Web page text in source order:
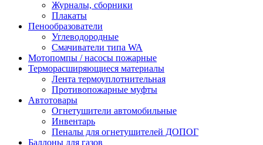
Журналы, сборники
Плакаты
Пенообразователи
Углеводородные
Смачиватели типа WA
Мотопомпы / насосы пожарные
Терморасширяющиеся материалы
Лента термоуплотнительная
Противопожарные муфты
Автотовары
Огнетушители автомобильные
Инвентарь
Пеналы для огнетушителей ДОПОГ
Баллоны для газов